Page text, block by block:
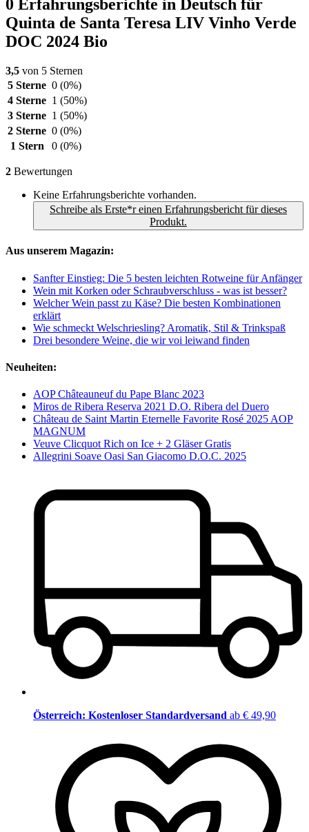
0 Erfahrungsberichte in Deutsch für
Quinta de Santa Teresa LIV Vinho Verde
DOC 2024 Bio
3,5 von 5 Sternen
5 Sterne 0 (0%)
4 Sterne 1 (50%)
3 Sterne 1 (50%)
2 Sterne 0 (0%)
1 Stern
0 (0%)
2 Bewertungen
Keine Erfahrungsberichte vorhanden.
Schreibe als Erste*r einen Erfahrungsbericht für dieses
Produkt.
Aus unserem Magazin:
Sanfter Einstieg: Die 5 besten leichten Rotweine für Anfänger
Wein mit Korken oder Schraubverschluss - was ist besser?
Welcher Wein passt zu Käse? Die besten Kombinationen
erklärt
Wie schmeckt Welschriesling? Aromatik, Stil & Trinkspaß
Drei besondere Weine, die wir voi leiwand finden
Neuheiten:
AOP Châteauneuf du Pape Blanc 2023
Miros de Ribera Reserva 2021 D.O. Ribera del Duero
Château de Saint Martin Eternelle Favorite Rosé 2025 AOP
MAGNUM
Veuve Clicquot Rich on Ice + 2 Gläser Gratis
Allegrini Soave Oasi San Giacomo D.O.C. 2025
Österreich: Kostenloser Standardversand ab € 49,90